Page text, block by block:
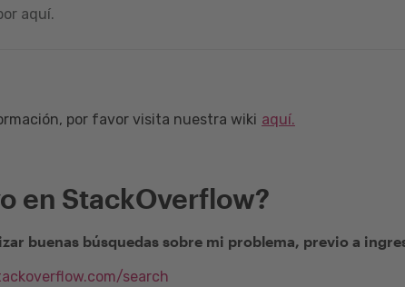
aquí.
por favor visita nuestra wiki aquí.
en StackOverflow?
buenas búsquedas sobre mi problema, previo a
search